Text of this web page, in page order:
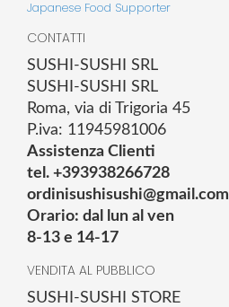
Japanese Food Supporter
CONTATTI
SUSHI-SUSHI SRL
SUSHI-SUSHI SRL
Roma, via di Trigoria 45
P.iva: 11945981006
Assistenza Clienti
tel. +393938266728
ordinisushisushi@gmail.com
Orario: dal lun al ven
8-13 e 14-17
VENDITA AL PUBBLICO
SUSHI-SUSHI STORE